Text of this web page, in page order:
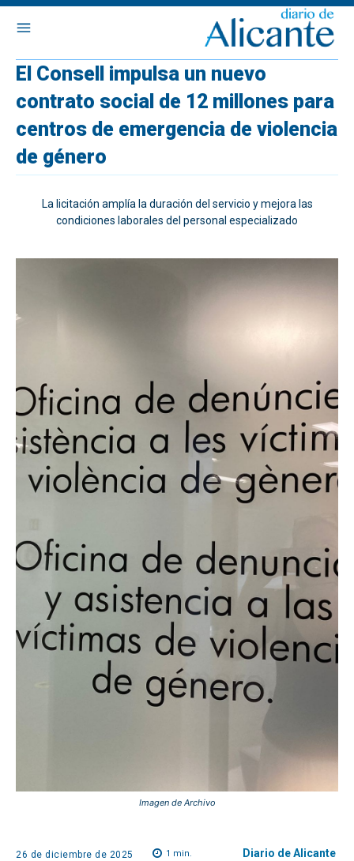
El Consell impulsa un nuevo
contrato social de 12 millones para
centros de emergencia de violencia
de género
La licitación amplía la duración del servicio y mejora las
condiciones laborales del personal especializado
Imagen de Archivo
26 de diciembre de 2025 1 min. Diario de Alicante